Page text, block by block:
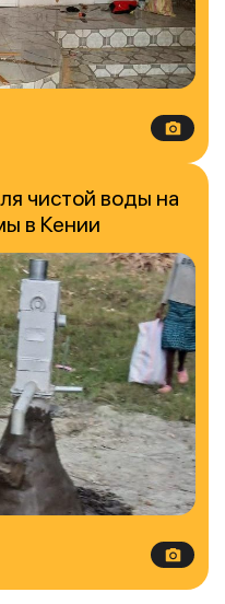
чистой воды на
в Кении